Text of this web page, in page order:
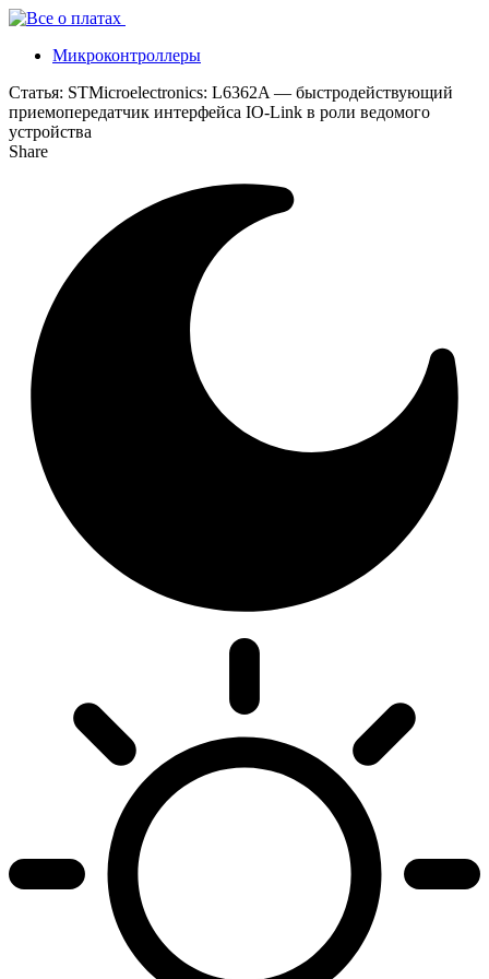
Микроконтроллеры
Статья: STMicroelectronics: L6362A — быстродействующий
приемопередатчик интерфейса IO-Link в роли ведомого
устройства
Share